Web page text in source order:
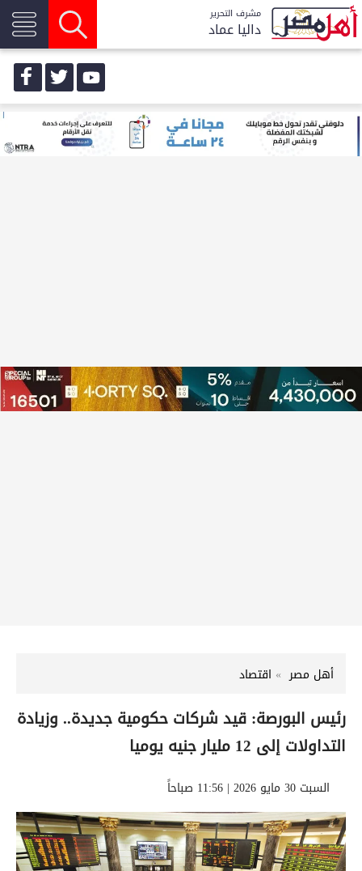
مشرف التحرير
داليا عماد
أهل مصر اقتصاد
رئيس البورصة: قيد شركات حكومية جديدة.. وزيادة
التداولات إلى 12 مليار جنيه يوميا
السبت 30 مايو 2026 | 11:56 صباحاً